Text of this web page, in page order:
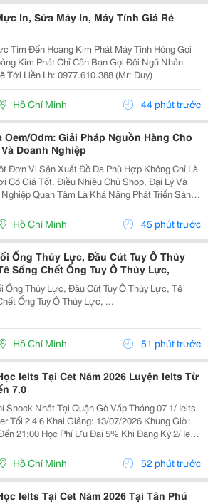
In, Sửa Máy In, Máy Tính Giá Rẻ
Đến Hoàng Kim Phát Máy Tính Hỏng Gọi
Chỉ Cần Bạn Gọi Đội Ngũ Nhân
Viên Sẽ Tới Liền Lh: 0977.610.388 (Mr: Duy)
Hồ Chí Minh 44 phút trước
Oem/Odm: Giải Pháp Nguồn Hàng Cho
Doanh Nghiệp
Đơn Vị Sản Xuất Đồ Da Phù Hợp Không Chỉ Là
Có Giá Tốt. Điều Nhiều Chủ Shop, Đại Lý Và
Quan Tâm Là Khả Năng Phát Triển Sản
Trì Nguồn Hàng Ổn Định Và Hỗ Trợ Lâu Dài.
Việc Trực Tiếp Với Đơn Vị Sản Xuất,...
Hồ Chí Minh 45 phút trước
Ống Thủy Lực, Đầu Cút Tuy Ô Thủy
Sống Chết Ống Tuy Ô Thủy Lực,
Ống Thủy Lực, Đầu Cút Tuy Ô Thủy Lực, Tê
Sống Chết Ống Tuy Ô Thủy Lực, ...
Hồ Chí Minh 51 phút trước
Ielts Tại Cet Năm 2026 Luyện Ielts Từ
7.0
Nhất Tại Quận Gò Vấp Tháng 07 1/ Ielts
Giảng: 13/07/2026 Khung Giờ:
Ưu Đãi 5% Khi Đăng Ký 2/ Ielts
07//07/2026 Khung Giờ:
18:00 Đến 21:00 ...
Hồ Chí Minh 52 phút trước
Ielts Tại Cet Năm 2026 Tại Tân Phú